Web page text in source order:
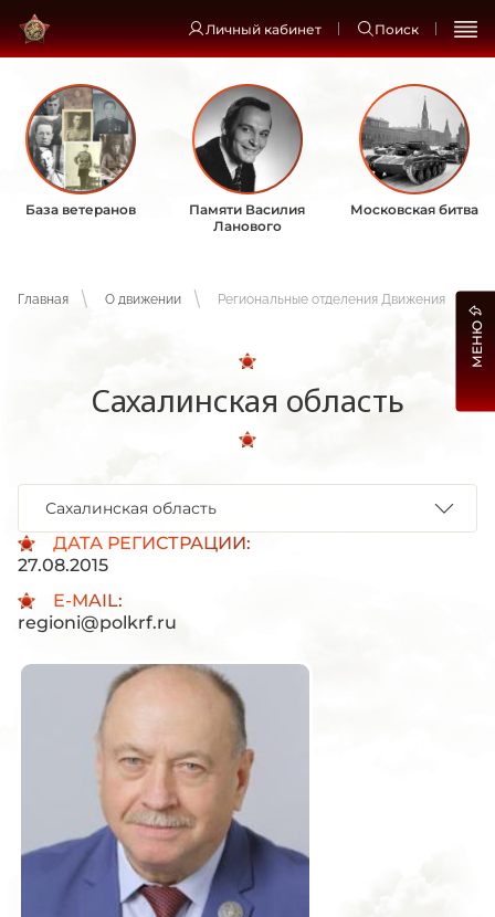
Личный кабинет Поиск
База ветеранов
Памяти Василия
Ланового
Московская битва
Главная О движении Региональные отделения Движения
Сахалинская область
ДАТА РЕГИСТРАЦИИ:
27.08.2015
E-MAIL:
regioni@polkrf.ru
Сахалинская область
МЕНЮ